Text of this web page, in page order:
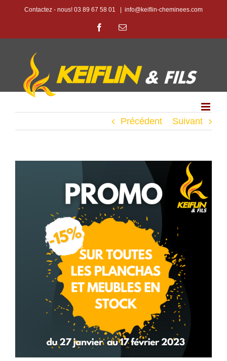
PasserContactez - nous! 03 89 67 58 01 info@keiflin-cheminees.com
FacebookEmail
Précédent Suivant